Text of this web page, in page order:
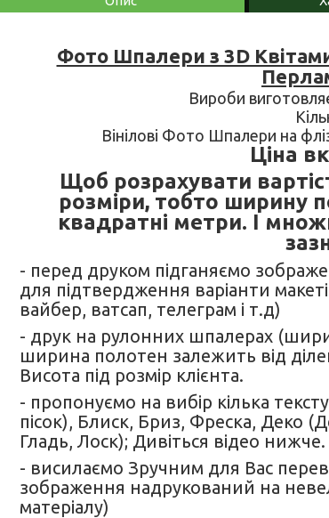
Фото Шпалери з 3D
Вироби
Вінілові Фото Шпалери на
Ціна
Щоб розрахувати
розміри, тобто ширину
квадратні метри. І
- перед друком підганяємо
для підтвердження варіанти
вайбер, ватсап, телеграм і т.д)
- друк на рулонних шпалерах
ширина полотен залежить від
Висота під розмір клієнта.
- пропонуємо на вибір кілька
пісок), Блиск, Бриз, Фреска, Деко
Гладь, Лоск); Дивіться відео нижче.
- висилаємо Зручним для Вас
зображення надрукований на
матеріалу)